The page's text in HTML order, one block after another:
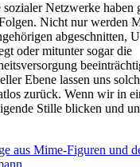
Netzwerke haben
Nicht nur werden
abgeschnitten,
oder mitunter sogar die
Ebene lassen uns
zurück. Wenn wir in
Stille blicken und